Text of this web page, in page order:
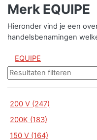
Merk EQUIPE
Hieronder vind je een
handelsbenamingen
EQUIPE
200 V (247)
200K (183)
150 V (164)